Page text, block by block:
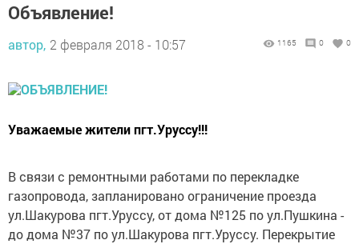
Объявление!
автор, 2 февраля 2018 - 10:57 1165 0 0
Уважаемые жители пгт.Уруссу!!!
В связи с ремонтными работами по перекладке
газопровода, запланировано ограничение проезда
ул.Шакурова пгт.Уруссу, от дома №125 по ул.Пушкина -
до дома №37 по ул.Шакурова пгт.Уруссу. Перекрытие